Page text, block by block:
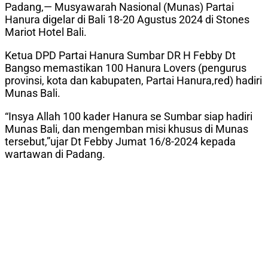
Padang,— Musyawarah Nasional (Munas) Partai
Hanura digelar di Bali 18-20 Agustus 2024 di Stones
Mariot Hotel Bali.
Ketua DPD Partai Hanura Sumbar DR H Febby Dt
Bangso memastikan 100 Hanura Lovers (pengurus
provinsi, kota dan kabupaten, Partai Hanura,red) hadiri
Munas Bali.
“Insya Allah 100 kader Hanura se Sumbar siap hadiri
Munas Bali, dan mengemban misi khusus di Munas
tersebut,”ujar Dt Febby Jumat 16/8-2024 kepada
wartawan di Padang.